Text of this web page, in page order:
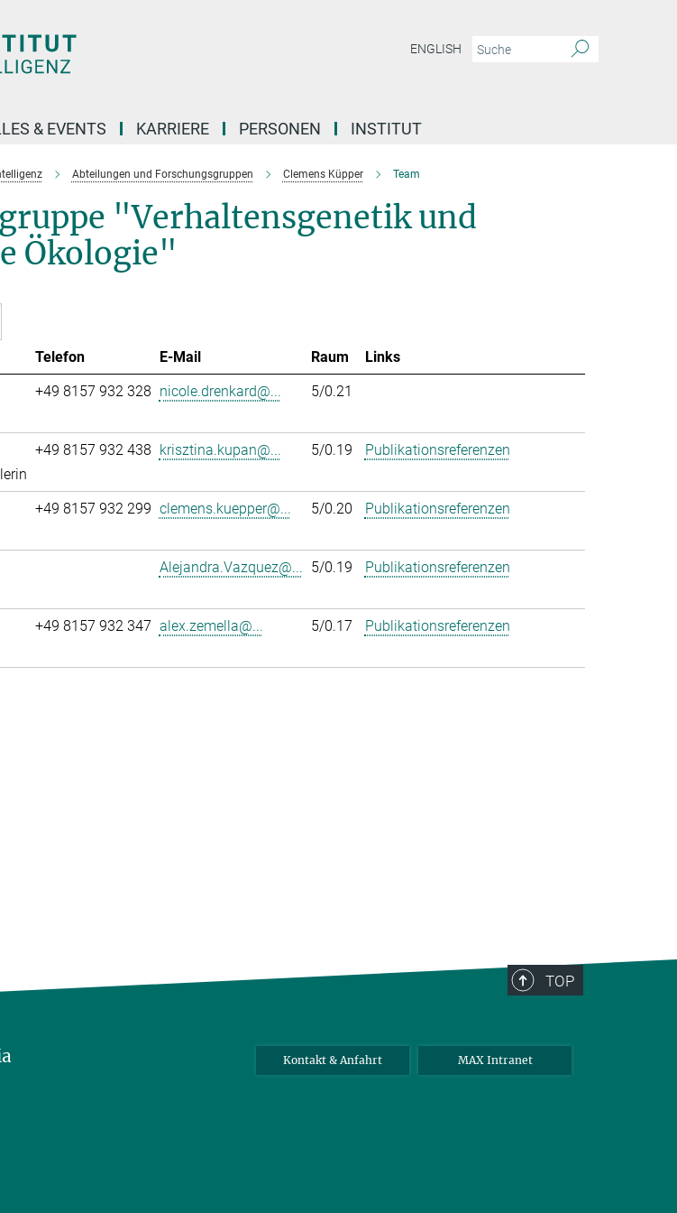
ENGLISH
& EVENTS KARRIERE PERSONEN INSTITUT
Abteilungen und Forschungsgruppen Clemens Küpper Team
"Verhaltensgenetik und
Ökologie"
Telefon E-Mail Raum
Links
+49 8157 932 328 nicole.drenkard@... 5/0.21
+49 8157 932 438 krisztina.kupan@... 5/0.19 Publikationsreferenzen
+49 8157 932 299 clemens.kuepper@... 5/0.20 Publikationsreferenzen
Alejandra.Vazquez@... 5/0.19 Publikationsreferenzen
+49 8157 932 347 alex.zemella@... 5/0.17 Publikationsreferenzen
TOP
Kontakt & Anfahrt MAX Intranet